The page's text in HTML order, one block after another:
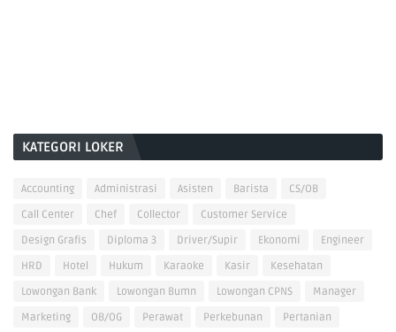
KATEGORI LOKER
Accounting Administrasi Asisten Barista
CS/OB
Call Center
Chef Collector
Customer Service
Design Grafis
Diploma 3 Driver/Supir Ekonomi
Engineer
HRD
Hotel Hukum Karaoke Kasir
Kesehatan
Lowongan Bank
Lowongan Bumn Lowongan CPNS
Manager
Marketing
OB/OG Perawat Perkebunan
Pertanian